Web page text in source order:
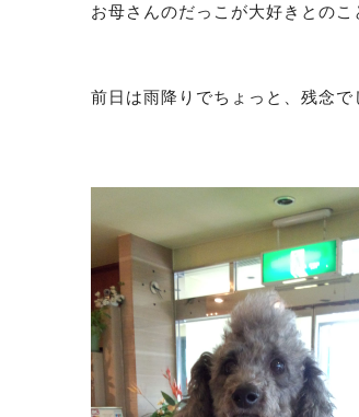
お母さんのだっこが大好きとのこ
前日は雨降りでちょっと、残念